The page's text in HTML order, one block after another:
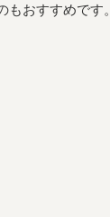
おすすめです。